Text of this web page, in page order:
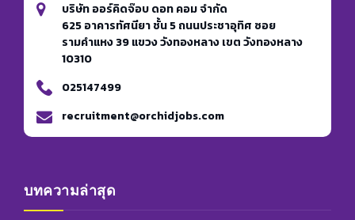
บริษัท ออร์คิดจ๊อบ ดอท คอม จำกัด
625 อาคารทัศนียา ชั้น 5 ถนนประชาอุทิศ ซอย
รามคำแหง 39 แขวง วังทองหลาง เขต วังทองหลาง
10310
025147499
recruitment@orchidjobs.com
บทความล่าสุด